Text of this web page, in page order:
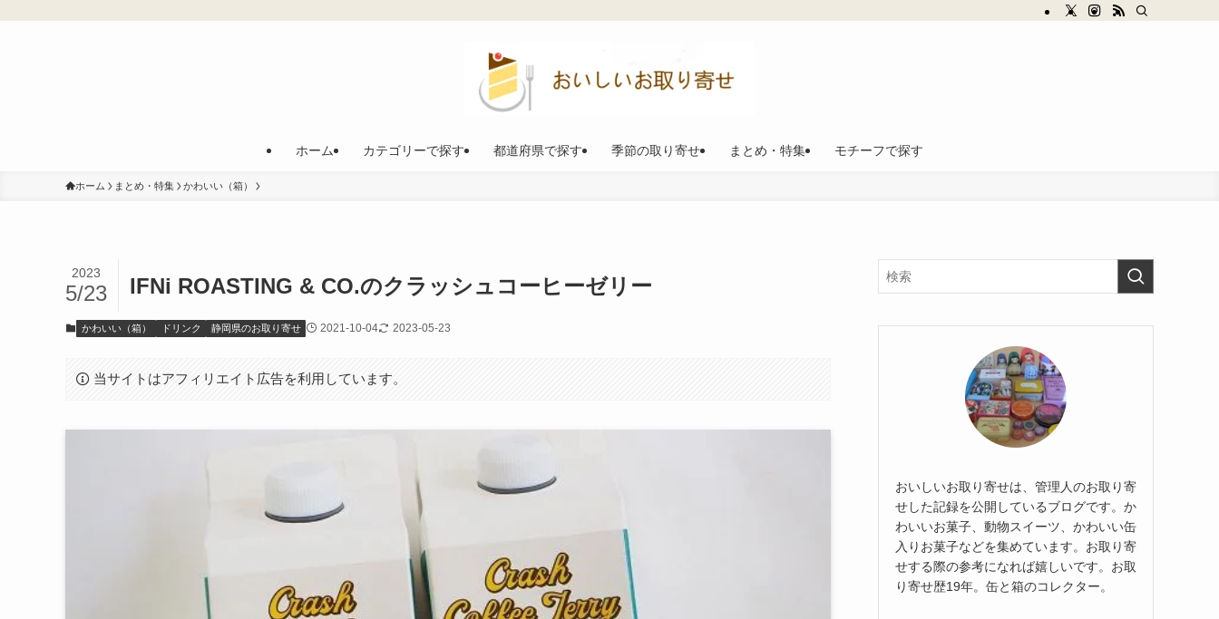
ホーム カテゴリーで探す 都道府県で探す 季節の取り寄せ まとめ・特集 モチーフで探す
ホーム まとめ・特集 かわいい（箱）
IFNi ROASTING & CO.のクラッシュコーヒーゼリー
2023
5/23
かわいい（箱） ドリンク 静岡県のお取り寄せ 2021-10-04 2023-05-23
当サイトはアフィリエイト広告を利用しています。
おいしいお取り寄せは、管理人のお取り寄
せした記録を公開しているブログです。か
わいいお菓子、動物スイーツ、かわいい缶
入りお菓子などを集めています。お取り寄
せする際の参考になれば嬉しいです。お取
り寄せ歴19年。缶と箱のコレクター。